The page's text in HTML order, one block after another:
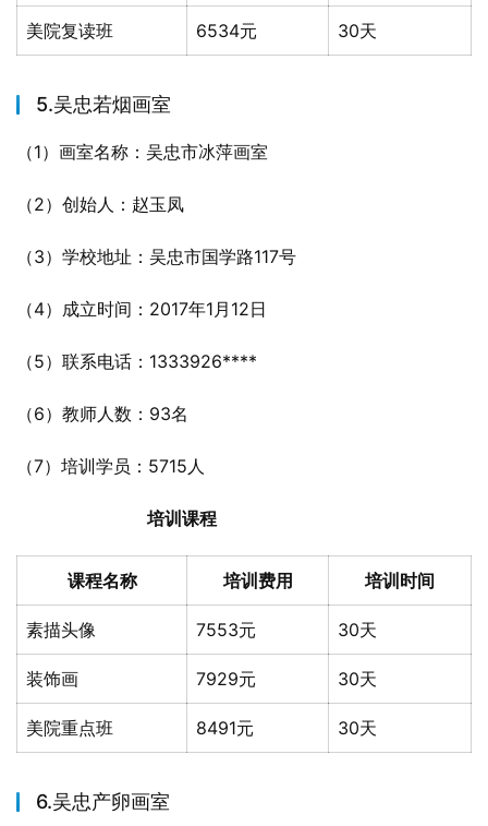
美院复读班 6534元 30天
5.吴忠若烟画室
（1）画室名称：吴忠市冰萍画室
（2）创始人：赵玉凤
（3）学校地址：吴忠市国学路117号
（4）成立时间：2017年1月12日
（5）联系电话：1333926****
（6）教师人数：93名
（7）培训学员：5715人
培训课程
课程名称 培训费用 培训时间
素描头像 7553元 30天
装饰画 7929元 30天
美院重点班 8491元 30天
6.吴忠产卵画室